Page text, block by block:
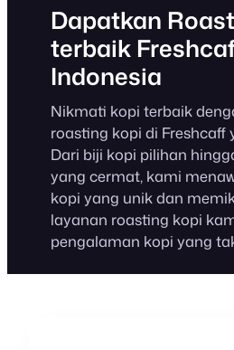
Dapatkan
terbaik
Indonesia
Nikmati kopi terbaik
roasting kopi di Freshcaff
Dari biji kopi pilihan
yang cermat, kami
kopi yang unik dan
layanan roasting kopi
pengalaman kopi yang